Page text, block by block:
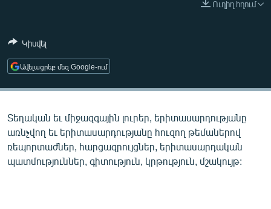
ՄԵԿՆԱԲԱՆՈՒԹՅՈՒՆ
ԿՈՐՈՆԱՎԻՐՈՒՍ
ԱՐԽԻՎ
ՏԵՍԱՆՅՈՒԹԵՐ
Ուղիղ հղում
Կիսվել
Ավելացրեք մեզ Google-ում
Տեղական եւ միջազգային լուրեր, երիտասարդությանը
առնչվող եւ երիտասարդությանը հուզող թեմաներով
ռեպորտաժներ, հարցազրույցներ, երիտասարդական
պատմություններ, գիտություն, կրթություն, մշակույթ: